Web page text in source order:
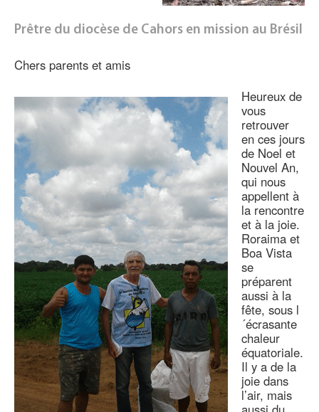
Prêtre du diocèse de Cahors en mission au Brésil
Chers parents et amis
Heureux de
vous
retrouver
en ces jours
de Noel et
Nouvel An,
qui nous
appellent à
la rencontre
et à la joie.
Roraima et
Boa Vista
se
préparent
aussi à la
fête, sous l
´écrasante
chaleur
équatoriale.
Il y a de la
joie dans
l’air, mais